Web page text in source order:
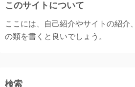
ペ
ー
このサイトについて
ここには、自己紹介やサイトの紹介
の類を書くと良いでしょう。
検索